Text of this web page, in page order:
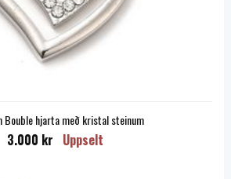
Bouble hjarta með kristal steinum
3.000 kr Uppselt